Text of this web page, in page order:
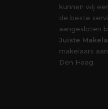
kunnen wij
de beste
aangesloten
Juiste
makelaars
Den Haag.